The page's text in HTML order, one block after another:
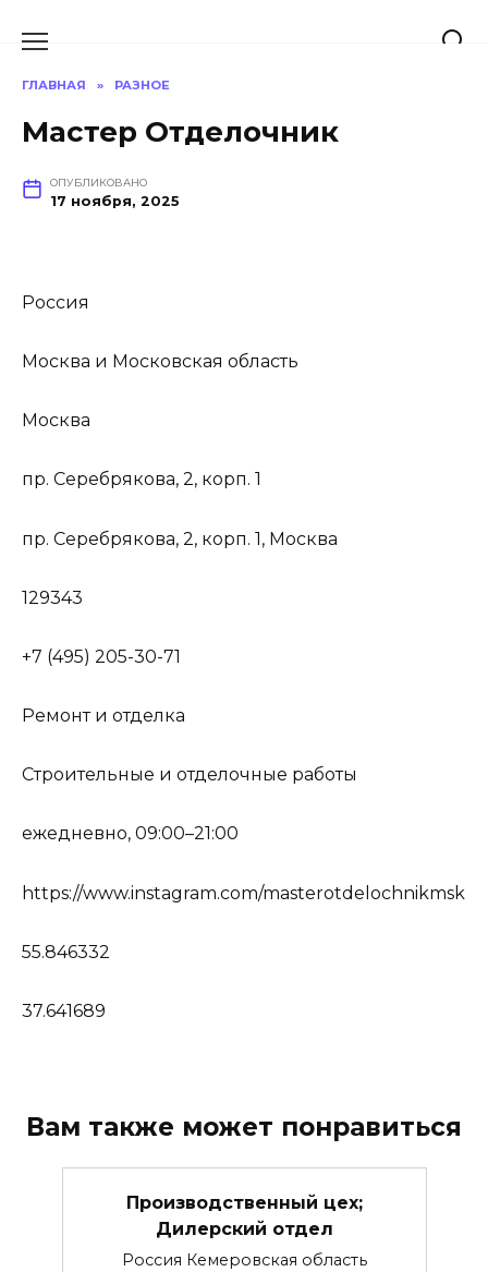
ГЛАВНАЯ » РАЗНОЕ
Мастер Отделочник
ОПУБЛИКОВАНО
17 ноября, 2025
Россия
Москва и Московская область
Москва
пр. Серебрякова, 2, корп. 1
пр. Серебрякова, 2, корп. 1, Москва
129343
+7 (495) 205-30-71
Ремонт и отделка
Строительные и отделочные работы
ежедневно, 09:00–21:00
https://www.instagram.com/masterotdelochnikmsk
55.846332
37.641689
Вам также может понравиться
Производственный цех;
Дилерский отдел
Россия Кемеровская область